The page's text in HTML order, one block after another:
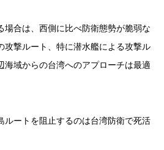
合は、西側に比べ防衛態勢が脆弱な
攻撃ルート、特に潜水艦による攻撃ル
海域からの台湾へのアプローチは最適
ートを阻止するのは台湾防衛で死活